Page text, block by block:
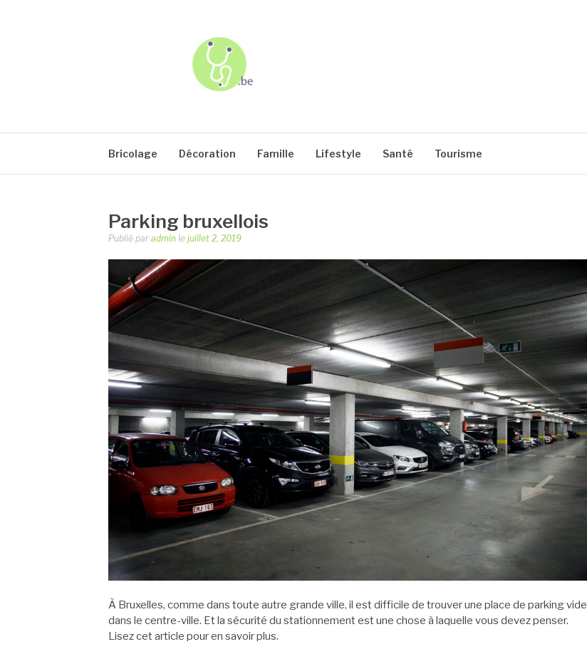
Bricolage Décoration Famille Lifestyle Santé Tourisme
Parking bruxellois
Publié par admin le juillet 2, 2019
À Bruxelles, comme dans toute autre grande ville, il est difficile de trouver une place de parking vide
dans le centre-ville. Et la sécurité du stationnement est une chose à laquelle vous devez penser.
Lisez cet article pour en savoir plus.